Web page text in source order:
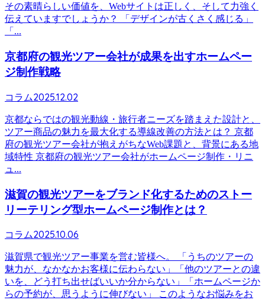
その素晴らしい価値を、Webサイトは正しく、そして力強く
伝えていますでしょうか？ 「デザインが古くさく感じる」
「...
京都府の観光ツアー会社が成果を出すホームペー
ジ制作戦略
コラム2025.12.02
京都ならではの観光動線・旅行者ニーズを踏まえた設計と、
ツアー商品の魅力を最大化する導線改善の方法とは？ 京都
府の観光ツアー会社が抱えがちなWeb課題と、背景にある地
域特性 京都府の観光ツアー会社がホームページ制作・リニ
ュ...
滋賀の観光ツアーをブランド化するためのストー
リーテリング型ホームページ制作とは？
コラム2025.10.06
滋賀県で観光ツアー事業を営む皆様へ。 「うちのツアーの
魅力が、なかなかお客様に伝わらない」「他のツアーとの違
いを、どう打ち出せばいいか分からない」「ホームページか
らの予約が、思うように伸びない」 このようなお悩みをお